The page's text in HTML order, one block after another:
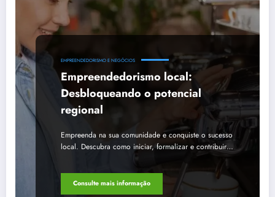
EMPREENDEDORISMO E NEGÓCIOS
Empreendedorismo local:
Desbloqueando o potencial
regional
Empreenda na sua comunidade e conquiste o sucesso
local. Descubra como iniciar, formalizar e contribuir…
Consulte mais informação